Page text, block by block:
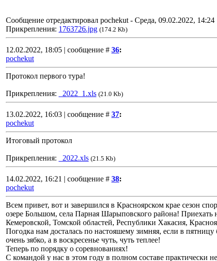
Сообщение отредактировал pochekut - Среда, 09.02.2022, 14:24
Прикрепления: 1763726.jpg (174.2 Kb)
12.02.2022, 18:05 | сообщение # 36:
pochekut
Протокол первого тура!
Прикрепления: _2022_1.xls (21.0 Kb)
13.02.2022, 16:03 | сообщение # 37:
pochekut
Итоговый протокол
Прикрепления: _2022.xls (21.5 Kb)
14.02.2022, 16:21 | сообщение # 38:
pochekut
Всем привет, вот и завершился в Красноярском крае сезон
озере Большом, села Парная Шарыповского района! Приехать
Кемеровской, Томской областей, Республики Хакасия,
Погодка нам досталась по настояшему зимняя, если в
очень зябко, а в воскресенье чуть, чуть теплее!
Теперь по порядку о соревнованиях!
С командой у нас в этом году в полном составе практически